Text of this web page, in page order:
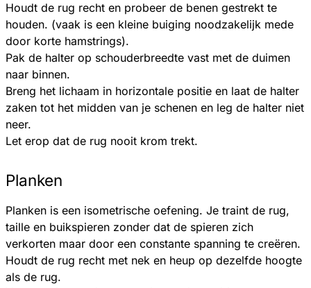
Houdt de rug recht en probeer de benen gestrekt te
houden. (vaak is een kleine buiging noodzakelijk mede
door korte hamstrings).
Pak de halter op schouderbreedte vast met de duimen
naar binnen.
Breng het lichaam in horizontale positie en laat de halter
zaken tot het midden van je schenen en leg de halter niet
neer.
Let erop dat de rug nooit krom trekt.
Planken
Planken is een isometrische oefening. Je traint de rug,
taille en buikspieren zonder dat de spieren zich
verkorten maar door een constante spanning te creëren.
Houdt de rug recht met nek en heup op dezelfde hoogte
als de rug.